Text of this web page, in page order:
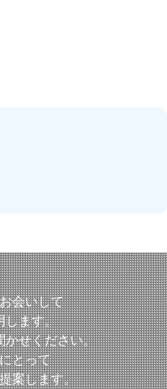
会いして
します。
かせください。
とって
案します。